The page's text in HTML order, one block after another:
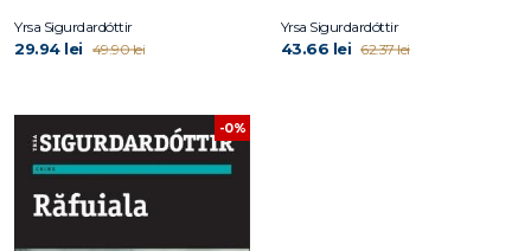
Yrsa Sigurdardóttir
29.94 lei 49.90 lei
Yrsa Sigurdardóttir
43.66 lei 62.37 lei
-0%